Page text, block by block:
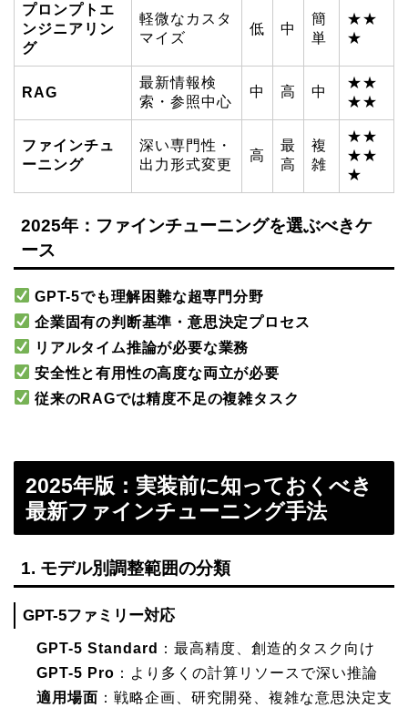
プロンプトエ
ンジニアリン
グ
軽微なカスタ
マイズ
低 中
簡
単
★★
★
RAG
最新情報検
索・参照中心
中 高 中
★★
★★
ファインチュ
ーニング
深い専門性・
出力形式変更
高
最
高
複
雑
★★
★★
★
2025年：ファインチューニングを選ぶべきケ
ース
GPT-5でも理解困難な超専門分野
企業固有の判断基準・意思決定プロセス
リアルタイム推論が必要な業務
安全性と有用性の高度な両立が必要
従来のRAGでは精度不足の複雑タスク
2025年版：実装前に知っておくべき
最新ファインチューニング手法
1. モデル別調整範囲の分類
GPT-5ファミリー対応
GPT-5 Standard
：最高精度、創造的タスク向け
GPT-5 Pro ：より多くの計算リソースで深い推論
適用場面 ：戦略企画、研究開発、複雑な意思決定支